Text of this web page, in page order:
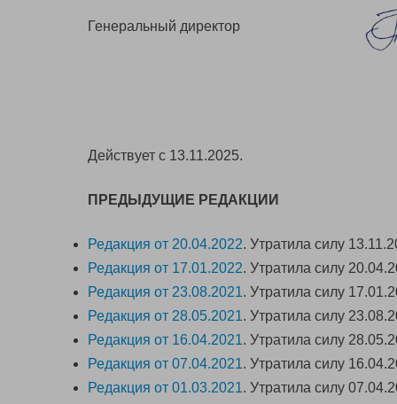
Генеральный директор
Действует с 13.11.2025.
ПРЕДЫДУЩИЕ РЕДАКЦИИ
Редакция от 20.04.2022. Утратила силу
Редакция от 17.01.2022. Утратила силу
Редакция от 23.08.2021. Утратила силу
Редакция от 28.05.2021. Утратила силу
Редакция от 16.04.2021. Утратила силу
Редакция от 07.04.2021. Утратила силу
Редакция от 01.03.2021. Утратила силу